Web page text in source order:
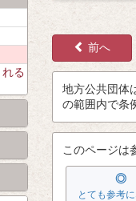
る
前へ
地方公共団体
の範囲 内で条
このページは
◎
とても参考